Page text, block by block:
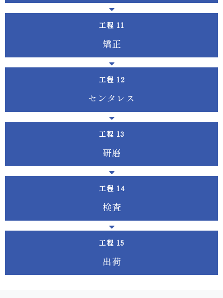
工程
矯 正
工程
セ ン タ レ ス
工程
研 磨
工程
検 査
工程
出 荷